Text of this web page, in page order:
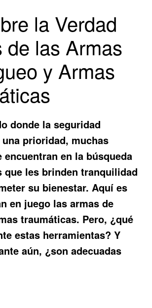
la Verdad
de las Armas
y Armas
donde la seguridad
prioridad, muchas
encuentran en la búsqueda
que les brinden tranquilidad
su bienestar. Aquí es
en juego lasarmas de
traumáticas. Pero, ¿qué
estas herramientas? Y
aún, ¿son adecuadas